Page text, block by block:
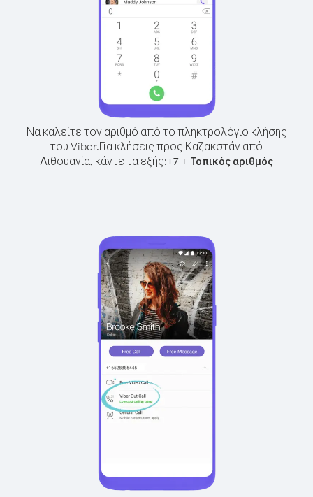
Να καλείτε τον αριθμό από το πληκτρολόγιο κλήσης
του Viber.Για κλήσεις προς Καζακστάν από
Λιθουανία, κάντε τα εξής:+7 + Τοπικός αριθμός